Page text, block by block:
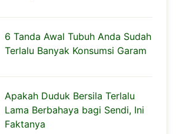
6 Tanda Awal Tubuh Anda Sudah
Terlalu Banyak Konsumsi Garam
Apakah Duduk Bersila Terlalu
Lama Berbahaya bagi Sendi, Ini
Faktanya